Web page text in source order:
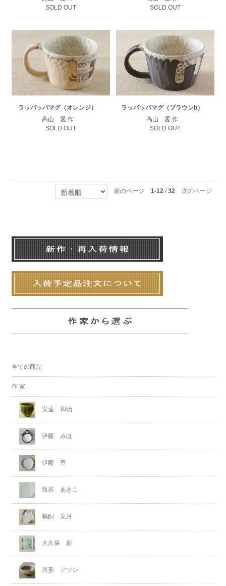
SOLD OUT
SOLD OUT
ラッパッパマグ（オレンジ）
高山 愛 作
SOLD OUT
ラッパッパマグ（ブラウンb）
高山 愛 作
SOLD OUT
前のページ 1-12/32 次のページ
全ての商品
作 家
安達 和治
伊藤 みほ
伊藤 豊
魚谷 あきこ
鵜飼 菜月
大久保 新
尾形 アツシ